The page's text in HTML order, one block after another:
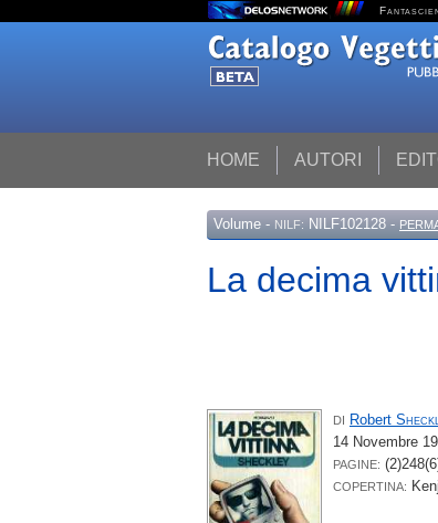
HOME AUTORI
Volume - NILF: NILF102128 -
La decima
DI Robert
14 Novembre
PAGINE:
COPERTINA: